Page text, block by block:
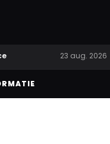
23 aug. 2026